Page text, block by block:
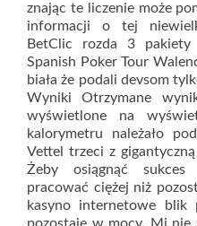
znając te liczenie może
informacji o tej
BetClic rozda 3
Spanish Poker Tour
biała że podali devsom
Wyniki Otrzymane
wyświetlone na
kalorymetru należało
Vettel trzeci z
Żeby osiągnąć sukces
pracować ciężej niż
kasyno internetowe blik